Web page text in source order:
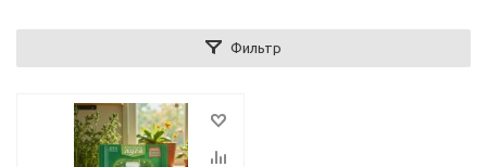
Фильтр